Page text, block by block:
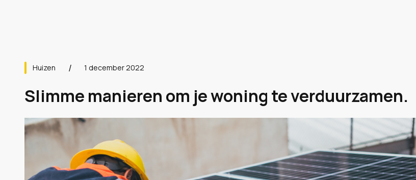
Huizen 1 december 2022
Slimme manieren om je woning te verduurzamen.